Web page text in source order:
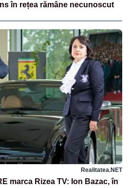
în rețea rămâne necunoscut
Realitatea.NET
marca Rizea TV: Ion Bazac, în